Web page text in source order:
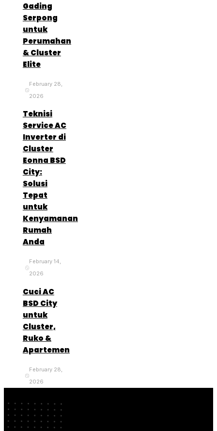
Gading
Serpong
untuk
Perumahan
& Cluster
Elite
February 28,
2026
Teknisi
Service AC
Inverter di
Cluster
Eonna BSD
City:
Solusi
Tepat
untuk
Kenyamanan
Rumah
Anda
February 14,
2026
Cuci AC
BSD City
untuk
Cluster,
Ruko &
Apartemen
February 28,
2026